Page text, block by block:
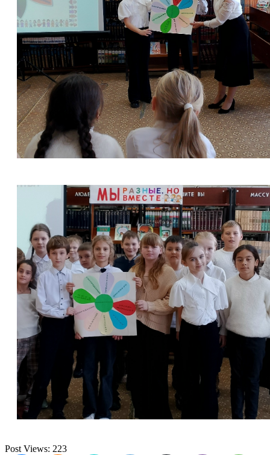
Post Views: 223